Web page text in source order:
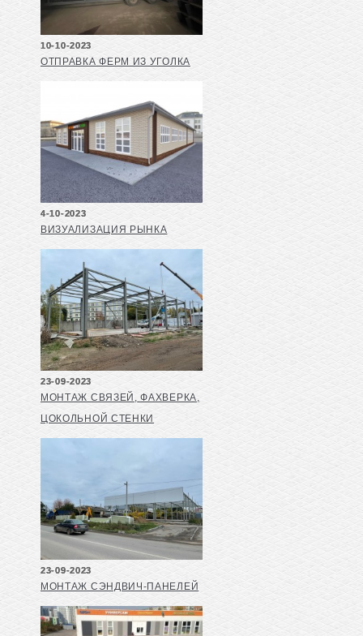
10-10-2023
ОТПРАВКА ФЕРМ ИЗ УГОЛКА
4-10-2023
ВИЗУАЛИЗАЦИЯ РЫНКА
23-09-2023
МОНТАЖ СВЯЗЕЙ, ФАХВЕРКА,
ЦОКОЛЬНОЙ СТЕНКИ
23-09-2023
МОНТАЖ СЭНДВИЧ-ПАНЕЛЕЙ